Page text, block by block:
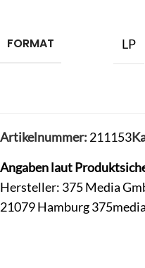
FORMAT LP
Artikelnummer: 211153
Angaben laut
Hersteller: 375 Media
21079 Hamburg